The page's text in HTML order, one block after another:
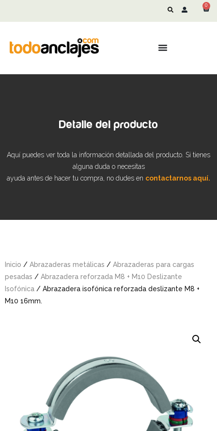
0
Detalle del producto
Aquí puedes ver toda la información detallada del producto. Si tienes
alguna duda o necesitas
ayuda antes de hacer tu compra, no dudes en contactarnos aquí.
Inicio / Abrazaderas metálicas / Abrazaderas para cargas
pesadas / Abrazadera reforzada M8 + M10 Deslizante
Isofónica / Abrazadera isofónica reforzada deslizante M8 +
M10 16mm.